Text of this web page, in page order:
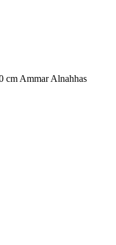
cm Ammar Alnahhas